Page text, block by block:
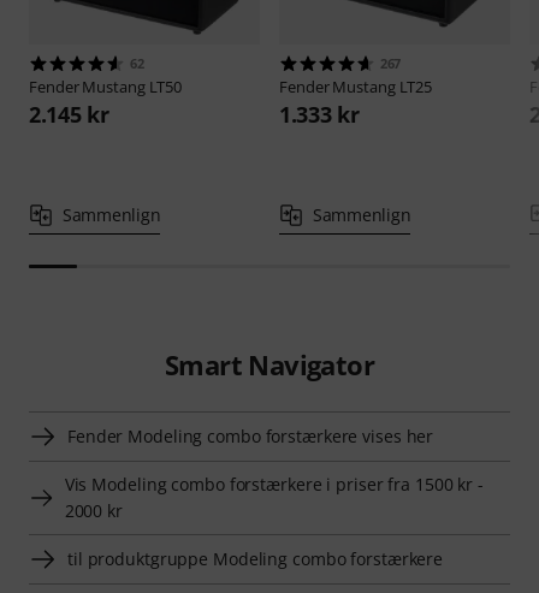
62
FenderMustang LT50
2.145 kr
Sammenlign
267
FenderMustang LT25
1.333 kr
Sammenlign
Smart Navigator
Fender Modeling combo forstærkere vises her
Vis Modeling combo forstærkere i priser fra 1500 kr -
2000 kr
til produktgruppe Modeling combo forstærkere